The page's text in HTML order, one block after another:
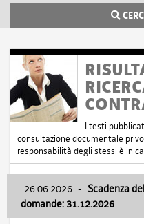
I testi
consultazione documentale
responsabilità degli stessi è in
26.06.2026 - Scadenza
domande: 31.12.2026